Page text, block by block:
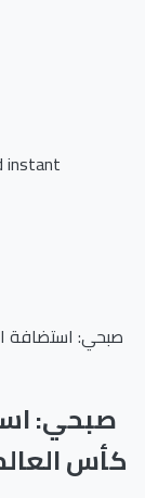
instant
صبحي: استضافة
صبحي:
كأس العالم 2026 تعزز السياحة